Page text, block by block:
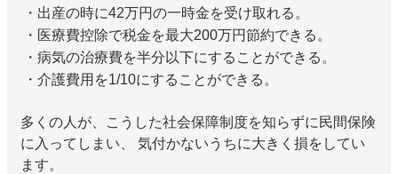
・出産の時に42万円の一時金を受け取れる。
・医療費控除で税金を最大200万円節約できる。
・病気の治療費を半分以下にすることができる。
・介護費用を1/10にすることができる。
多くの人が、こうした社会保障制度を知らずに民間保険
に入ってしまい、 気付かないうちに大きく損をしてい
ます。